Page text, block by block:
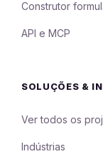
Construtor
API e MCP
SOLUÇÕES &
Ver todos os
Indústrias